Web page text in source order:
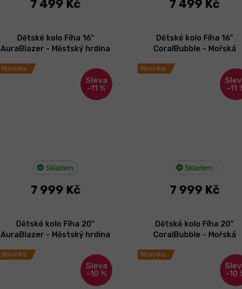
7 499 Kč 7 499 Kč
Novinka
–11 %
Dětské kolo Fíha 16"
AuraBlazer - Městský hrdina
Skladem
7 999 Kč
Novinka
–11
Dětské kolo Fíha 16"
CoralBubble - Mořská
Skladem
7 999 Kč
Novinka
–10 %
Dětské kolo Fíha 20"
AuraBlazer - Městský hrdina
Novinka
–10
Dětské kolo Fíha 20"
CoralBubble - Mořská